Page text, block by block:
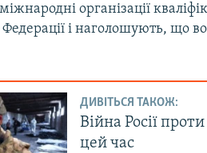
організації
Федерації і наголошують, що
ДИВІТЬСЯ ТАКОЖ:
Війна Росії
цей час